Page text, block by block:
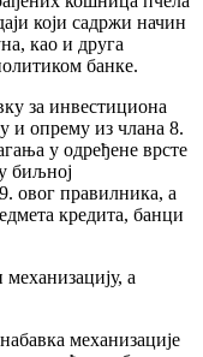
који садржи начин
као и друга
банке.
за инвестициона
и опрему из члана 8.
у одређене врсте
биљној
овог правилника, а
кредита, банци
а
механизације